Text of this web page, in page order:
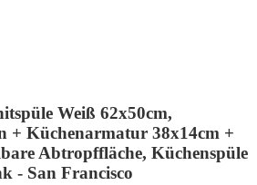
Weiß 62x50cm,
+ Küchenarmatur 38x14cm +
Abtropffläche, Küchenspüle
- San Francisco